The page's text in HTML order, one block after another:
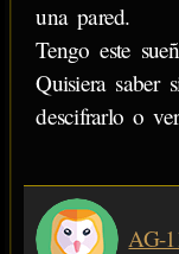
una pared.
Tengo este
Quisiera saber
descifrarlo o
AG-